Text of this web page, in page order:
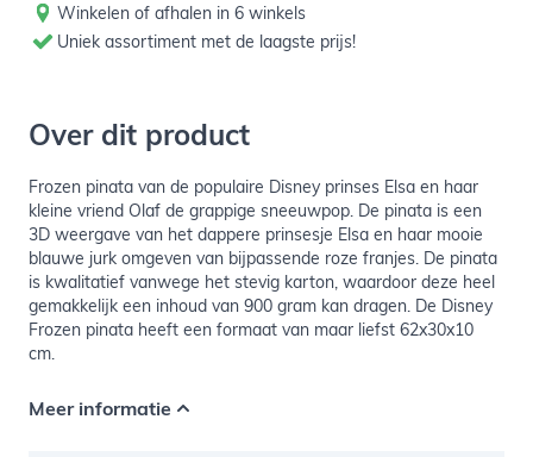
Winkelen of afhalen in 6 winkels
Uniek assortiment met de laagste prijs!
Over dit product
Frozen pinata van de populaire Disney prinses Elsa en haar
kleine vriend Olaf de grappige sneeuwpop. De pinata is een
3D weergave van het dappere prinsesje Elsa en haar mooie
blauwe jurk omgeven van bijpassende roze franjes. De pinata
is kwalitatief vanwege het stevig karton, waardoor deze heel
gemakkelijk een inhoud van 900 gram kan dragen. De Disney
Frozen pinata heeft een formaat van maar liefst 62x30x10
cm.
Meer informatie